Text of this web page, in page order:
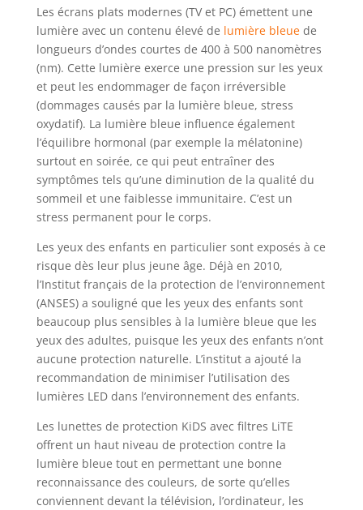
Les écrans plats modernes (TV et PC) émettent une
lumière avec un contenu élevé de lumière bleuede
longueurs d’ondes courtes de 400 à 500 nanomètres
(nm). Cette lumière exerce une pression sur les yeux
et peut les endommager de façon irréversible
(dommages causés par la lumière bleue, stress
oxydatif). La lumière bleue influence également
l’équilibre hormonal (par exemple la mélatonine)
surtout en soirée, ce qui peut entraîner des
symptômes tels qu’une diminution de la qualité du
sommeil et une faiblesse immunitaire. C’est un
stress permanent pour le corps.
Les yeux des enfants en particulier sont exposés à ce
risque dès leur plus jeune âge. Déjà en 2010,
l’Institut français de la protection de l’environnement
(ANSES) a souligné que les yeux des enfants sont
beaucoup plus sensibles à la lumière bleue que les
yeux des adultes, puisque les yeux des enfants n’ont
aucune protection naturelle. L’institut a ajouté la
recommandation de minimiser l’utilisation des
lumières LED dans l’environnement des enfants.
Les lunettes de protection KiDS avec filtres LiTE
offrent un haut niveau de protection contre la
lumière bleue tout en permettant une bonne
reconnaissance des couleurs, de sorte qu’elles
conviennent devant la télévision, l’ordinateur, les